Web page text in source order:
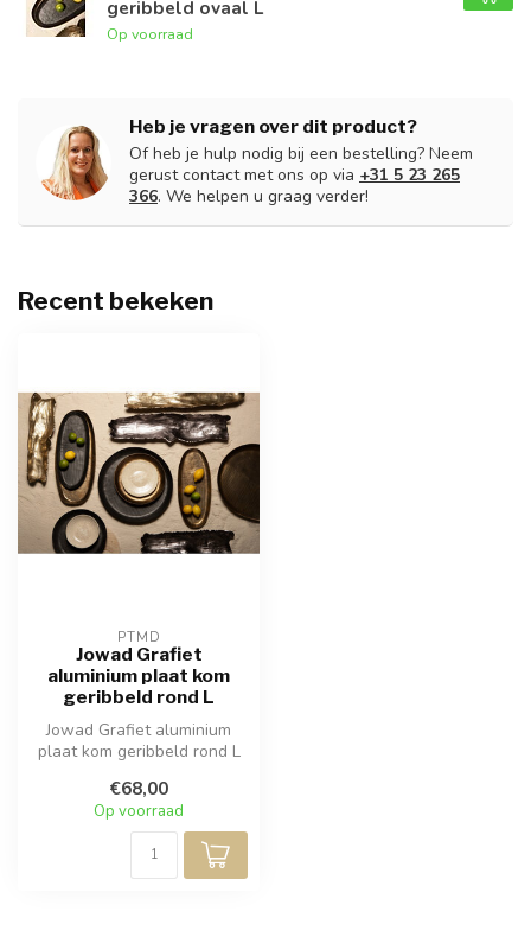
geribbeld ovaal L
Op voorraad
Heb je vragen over dit product?
Of heb je hulp nodig bij een bestelling? Neem
gerust contact met ons op via +31 5 23 265
366. We helpen u graag verder!
Recent bekeken
PTMD
Jowad Grafiet
aluminium plaat kom
geribbeld rond L
Jowad Grafiet aluminium
plaat kom geribbeld rond L
€68,00
Op voorraad